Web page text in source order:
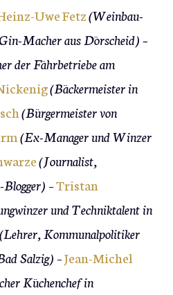
Uwe Fetz(Weinbau-
Macher aus Dörscheid) –
der Fährbetriebe am
(Bäckermeister in
(Bürgermeister von
(Ex-Manager und Winzer
(Journalist,
–Tristan
und Techniktalent in
(Lehrer, Kommunalpolitiker
Salzig) –Jean-Michel
Küchenchef in